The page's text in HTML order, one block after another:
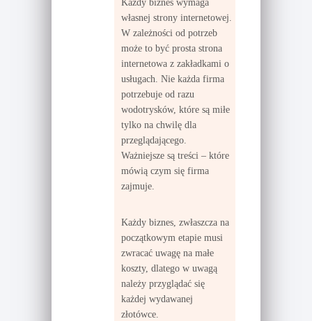
Każdy biznes wymaga
własnej strony internetowej.
W zależności od potrzeb
może to być prosta strona
internetowa z zakładkami o
usługach. Nie każda firma
potrzebuje od razu
wodotrysków, które są miłe
tylko na chwilę dla
przeglądającego.
Ważniejsze są treści – które
mówią czym się firma
zajmuje.
Każdy biznes, zwłaszcza na
początkowym etapie musi
zwracać uwagę na małe
koszty, dlatego w uwagą
należy przyglądać się
każdej wydawanej
złotówce.